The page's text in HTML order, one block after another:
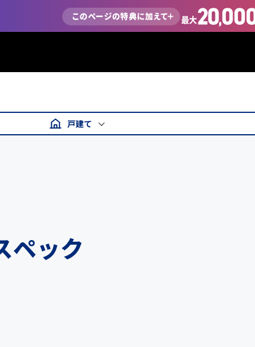
戸建て
ペック